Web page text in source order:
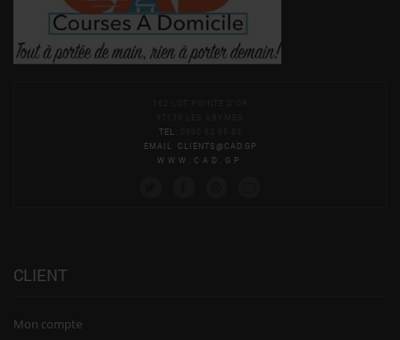
TEL
EMAIL
CLIENTS@CAD.GP
WWW.CAD.GP
CLIENT
Mon compte